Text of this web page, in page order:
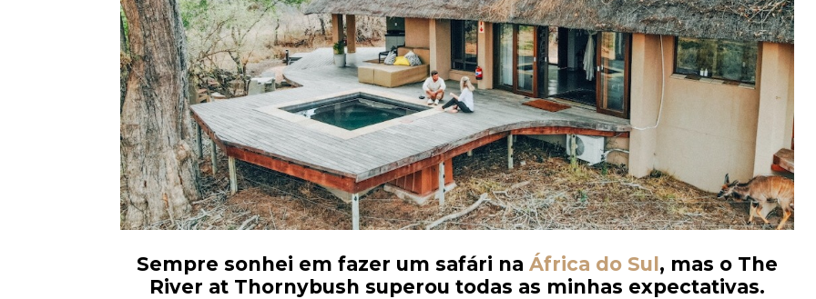
Sempre sonhei em fazer um safári na África do Sul, mas o The
River at Thornybush superou todas as minhas expectativas.